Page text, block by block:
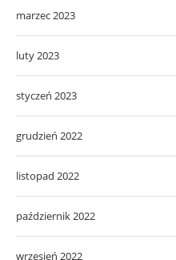
marzec 2023
luty 2023
styczeń 2023
grudzień 2022
listopad 2022
październik 2022
wrzesień 2022